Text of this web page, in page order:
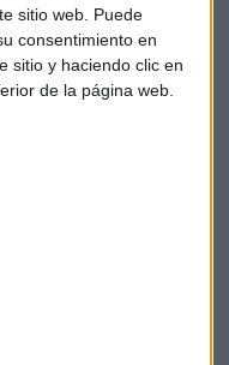
sitio web. Puede
consentimiento en
sitio y haciendo clic en
de la página web.
dólares?
a Bill Gates puede
la tecnología. Julián